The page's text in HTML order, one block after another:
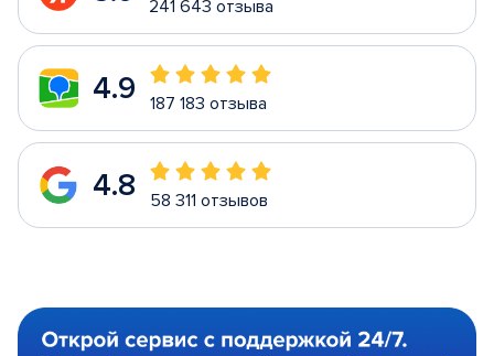
241 643 отзыва
4.9 187 183 отзыва
4.8 58 311 отзывов